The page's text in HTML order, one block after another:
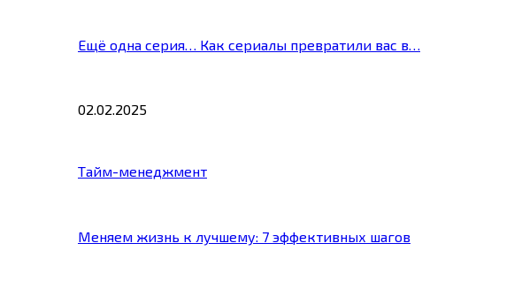
Ещё одна серия… Как сериалы превратили вас в…
02.02.2025
Тайм-менеджмент
Меняем жизнь к лучшему: 7 эффективных шагов